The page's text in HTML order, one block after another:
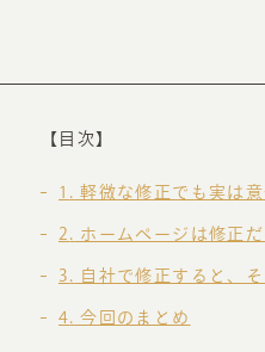
ホームページ制作の流
ABOUT
【目次】
1 軽微な修正でも実は
2 ホームページは修正
3 自社で修正すると、
4 今回のまとめ